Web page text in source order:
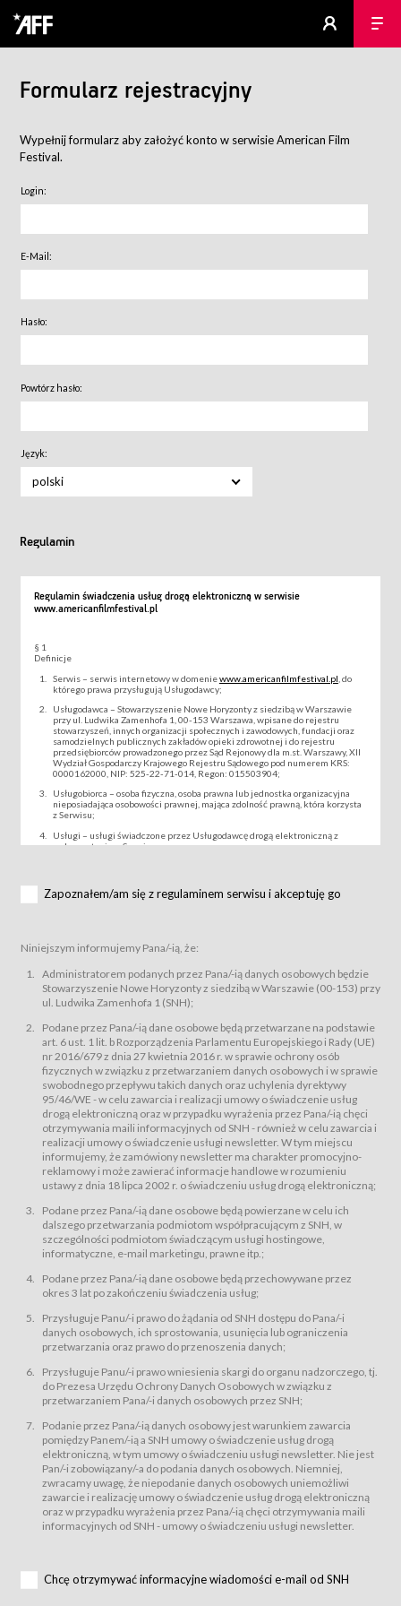
Formularz rejestracyjny
Wypełnij formularz aby założyć konto w serwisie American Film
Festival.
Login:
E-Mail:
Hasło:
Powtórz hasło:
Język:
polski
Regulamin
Regulamin świadczenia usług drogą elektroniczną w serwisie
www.americanfilmfestival.pl
§ 1
Definicje
Serwis – serwis internetowy w domeniewww.americanfilmfestival.pl , do
którego prawa przysługują Usługodawcy;
Usługodawca – Stowarzyszenie Nowe Horyzonty z siedzibą w Warszawie
przy ul. Ludwika Zamenhofa 1, 00-153 Warszawa, wpisane do rejestru
stowarzyszeń, innych organizacji społecznych i zawodowych, fundacji oraz
samodzielnych publicznych zakładów opieki zdrowotnej i do rejestru
przedsiębiorców prowadzonego przez Sąd Rejonowy dla m.st. Warszawy, XII
Wydział Gospodarczy Krajowego Rejestru Sądowego pod numerem KRS:
0000162000, NIP: 525-22-71-014, Regon: 015503904;
Usługobiorca – osoba fizyczna, osoba prawna lub jednostka organizacyjna
nieposiadająca osobowości prawnej, mająca zdolność prawną, która korzysta
z Serwisu;
Usługi – usługi świadczone przez Usługodawcę drogą elektroniczną z
wykorzystaniem Serwisu;
za pośrednictwem Serwisu;
podmiotom z branży mediów i filmowej (Akredytacje);
Bilety – wybrane dokumenty potwierdzające zawarcie umowy z
Usługodawcą i uprawniające do wzięcia udziału w Wydarzeniu,
przewidziane przez Usługodawcę dla danego Wydarzenia, tj. uprawniające
do uczestnictwa w wielu albo w pojedynczych seansach filmowych,
Sklep – sklep internetowy prowadzony przez Usługodawcę w Serwisie;
Regulamin – niniejszy regulamin.
§ 2
Postanowienia ogólne
Regulamin określa zasady:
świadczenia Usługobiorcom Usług przez Usługodawcę, z
zastrzeżeniem usług, o których mowa w ust. 2 pkt. 4 i 5 poniżej, których
zasady świadczenia precyzują odrębne regulaminy,
przetwarzania przez Usługodawcę danych osobowych Usługobiorców
będących osobami fizycznymi.
świadczy Usługi drogą elektroniczną w rozumieniu ustawy z dnia 18 lipca
2002 r. o świadczeniu usług drogą elektroniczną (Dz.U. z 2002 r., Nr 144, poz.
1204, z późń. zm.). Usługi świadczone są nieodpłatnie.
usługę przeglądania i odczytywania przez Usługobiorców materiałów
zamieszczanych w Serwisie,
usługę utrzymywania konta użytkownika w Serwisie,
usługę newsletter,
usługę zawierania na odległość umów nabycia Karnetów i Biletów,
usługę zawierania na odległość umów sprzedaży w Sklepie.
dnia 18 lipca 2002 r. o świadczeniu usług drogą elektroniczną (Dz.U. z 2002
r., Nr 144, poz. 1204, z późń. zm.). Usługi świadczone są nieodpłatnie.
Na zasadach określonych w Regulaminie dostęp do Serwisu jest otwarty dla
Usługobiorca przed rozpoczęciem korzystania z Serwisu jest zobowiązany
zapoznać się z Regulaminem. Założenie konta w Serwisie oraz zamówienie
usługi newsletter za pośrednictwem przeznaczonego do tego formularza
zamieszczonego na stronach Serwisu dostępnych dla wszystkich
Usługobiorców wymaga akceptacji postanowień Regulaminu.
Usługobiorca zobowiązany jest do przestrzegania postanowień Regulaminu
od chwili rozpoczęcia korzystania z Serwisu.
Regulamin jest udostępniony Usługobiorcom nieodpłatnie za
Warunki techniczne korzystania z Usług
Zapoznałem/am się z regulaminem serwisu i akceptuję go
Niniejszym informujemy Pana/-ią, że:
Administratorem podanych przez Pana/-ią danych osobowych będzie
Stowarzyszenie Nowe Horyzonty z siedzibą w Warszawie (00-153) przy
ul. Ludwika Zamenhofa 1 (SNH);
Podane przez Pana/-ią dane osobowe będą przetwarzane na podstawie
art. 6 ust. 1 lit. b Rozporządzenia Parlamentu Europejskiego i Rady (UE)
nr 2016/679 z dnia 27 kwietnia 2016 r. w sprawie ochrony osób
fizycznych w związku z przetwarzaniem danych osobowych i w sprawie
swobodnego przepływu takich danych oraz uchylenia dyrektywy
95/46/WE - w celu zawarcia i realizacji umowy o świadczenie usług
drogą elektroniczną oraz w przypadku wyrażenia przez Pana/-ią chęci
otrzymywania maili informacyjnych od SNH - również w celu zawarcia i
realizacji umowy o świadczenie usługi newsletter. W tym miejscu
informujemy, że zamówiony newsletter ma charakter promocyjno-
reklamowy i może zawierać informacje handlowe w rozumieniu
ustawy z dnia 18 lipca 2002 r. o świadczeniu usług drogą elektroniczną;
Podane przez Pana/-ią dane osobowe będą powierzane w celu ich
dalszego przetwarzania podmiotom współpracującym z SNH, w
szczególności podmiotom świadczącym usługi hostingowe,
informatyczne, e-mail marketingu, prawne itp.;
Podane przez Pana/-ią dane osobowe będą przechowywane przez
okres 3 lat po zakończeniu świadczenia usług;
Przysługuje Panu/-i prawo do żądania od SNH dostępu do Pana/-i
danych osobowych, ich sprostowania, usunięcia lub ograniczenia
przetwarzania oraz prawo do przenoszenia danych;
Przysługuje Panu/-i prawo wniesienia skargi do organu nadzorczego, tj.
do Prezesa Urzędu Ochrony Danych Osobowych w związku z
przetwarzaniem Pana/-i danych osobowych przez SNH;
Podanie przez Pana/-ią danych osobowy jest warunkiem zawarcia
pomiędzy Panem/-ią a SNH umowy o świadczenie usług drogą
elektroniczną, w tym umowy o świadczeniu usługi newsletter. Nie jest
Pan/-i zobowiązany/-a do podania danych osobowych. Niemniej,
zwracamy uwagę, że niepodanie danych osobowych uniemożliwi
zawarcie i realizację umowy o świadczenie usług drogą elektroniczną
oraz w przypadku wyrażenia przez Pana/-ią chęci otrzymywania maili
informacyjnych od SNH - umowy o świadczeniu usługi newsletter.
Chcę otrzymywać informacyjne wiadomości e-mail od SNH